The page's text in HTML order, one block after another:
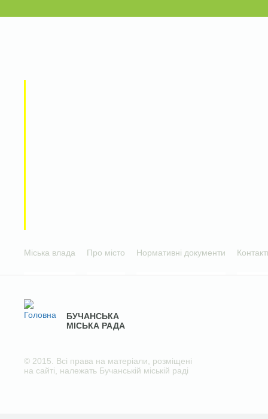
Міська влада Про місто Нормативні документи
БУЧАНСЬКА
МІСЬКА РАДА
© 2015. Всі права на матеріали, розміщені
на сайті, належать Бучанській міській раді